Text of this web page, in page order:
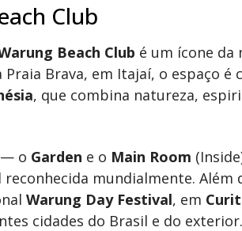
Club
Beach Club é um ícone da
Praia Brava, em Itajaí, o espaço
, que combina natureza,
— o Garden e o Main Room
mundialmente. Além
Warung Day Festival, em
cidades do Brasil e do exterior.